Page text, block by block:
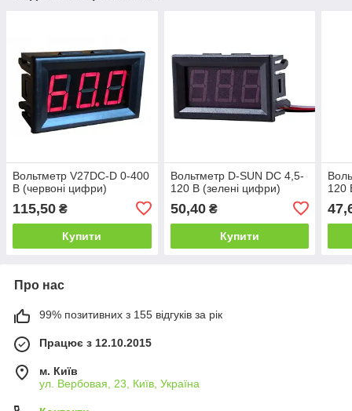
Вольтметр V27DC-D 0-400
В (червоні цифри)
115,50 ₴
Купити
Вольтметр D-SUN DC 4,5-
120 В (зелені цифри)
50,40₴
Купити
120
Про нас
99% позитивних з 155 відгуків за рік
Працює з 12.10.2015
м. Київ
ул. Вербовая, 23, Київ, Україна